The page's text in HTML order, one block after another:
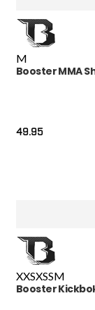
M
Booster MMA
49.95
XXSXSSM
Booster